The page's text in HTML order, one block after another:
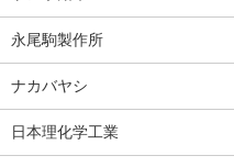
永尾駒製作所
ナカバヤシ
日本理化学工業